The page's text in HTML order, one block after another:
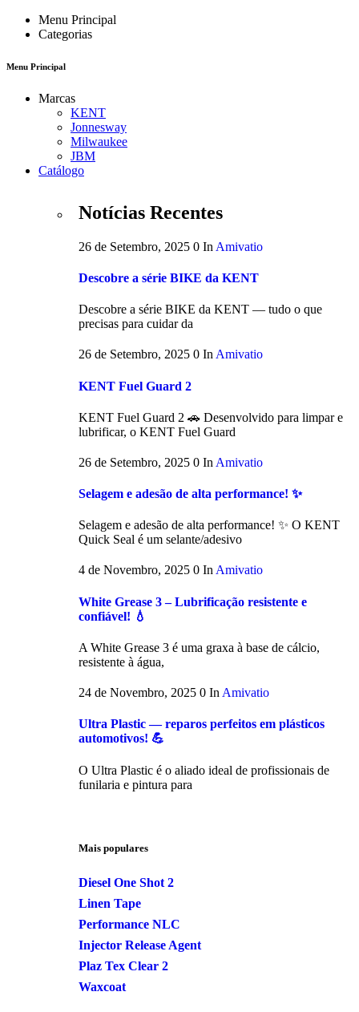
Menu Principal
Categorias
Menu Principal
Marcas
KENT
Jonnesway
Milwaukee
JBM
Catálogo
Notícias Recentes
26 de Setembro, 2025 0 In Amivatio
Descobre a série BIKE da KENT
Descobre a série BIKE da KENT — tudo o que
precisas para cuidar da
26 de Setembro, 2025 0 In Amivatio
KENT Fuel Guard 2
KENT Fuel Guard 2 🚗 Desenvolvido para limpar e
lubrificar, o KENT Fuel Guard
26 de Setembro, 2025 0 In Amivatio
Selagem e adesão de alta performance! ✨
Selagem e adesão de alta performance! ✨ O KENT
Quick Seal é um selante/adesivo
4 de Novembro, 2025 0 InAmivatio
White Grease 3 – Lubrificação resistente e
confiável! 💧
A White Grease 3 é uma graxa à base de cálcio,
resistente à água,
24 de Novembro, 2025 0 In Amivatio
Ultra Plastic — reparos perfeitos em plásticos
automotivos! 💪
O Ultra Plastic é o aliado ideal de profissionais de
funilaria e pintura para
Mais populares
Diesel One Shot 2
Linen Tape
Performance NLC
Injector Release Agent
Plaz Tex Clear 2
Waxcoat